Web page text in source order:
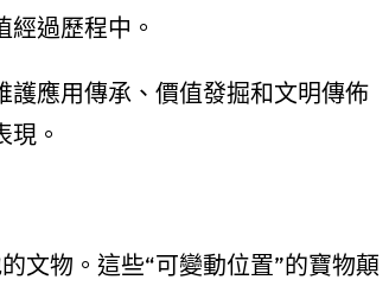
過歷程中。
護應用傳承、價值發掘和文明傳佈
。
文物。這些“可變動位置”的寶物顛